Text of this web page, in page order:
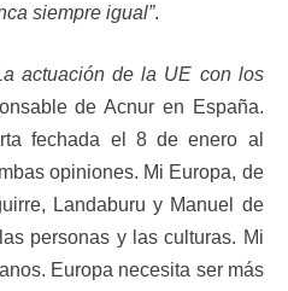
siempre igual”.
actuación de la UE con los
de Acnur en España.
fechada el 8 de enero al
opiniones. Mi Europa, de
Landaburu y Manuel de
personas y las culturas. Mi
Europa necesita ser más